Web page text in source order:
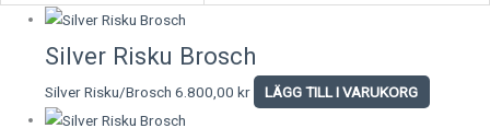
Silver Risku Brosch
Silver Risku/Brosch6.800,00kr LÄGG TILL I VARUKORG